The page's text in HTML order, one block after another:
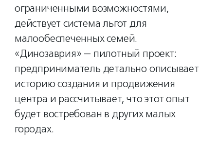
ограниченными возможностями,
действует система льгот для
малообеспеченных семей.
«Динозаврия» — пилотный проект:
предприниматель детально описывает
историю создания и продвижения
центра и рассчитывает, что этот опыт
будет востребован в других малых
городах.